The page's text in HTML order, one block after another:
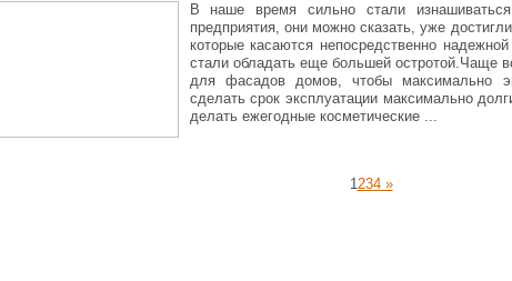
В наше время сильно стали
предприятия, они можно сказать, уже
которые касаются непосредственно
стали обладать еще большей остротой.Чаще
для фасадов домов, чтобы максимально
сделать срок эксплуатации максимально
делать ежегодные косметические ...
1234»